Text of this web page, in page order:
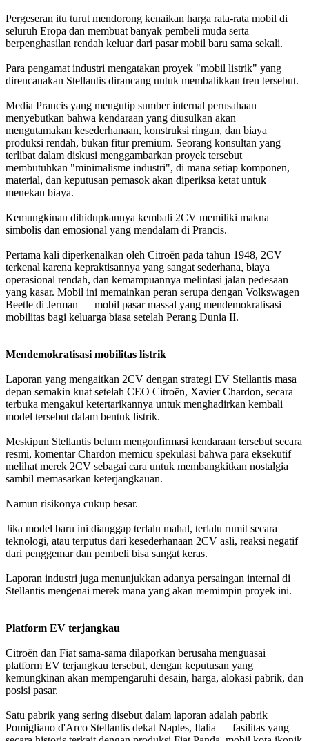
Pergeseran itu turut mendorong kenaikan harga rata-rata mobil di
seluruh Eropa dan membuat banyak pembeli muda serta
berpenghasilan rendah keluar dari pasar mobil baru sama sekali.
Para pengamat industri mengatakan proyek "mobil listrik" yang
direncanakan Stellantis dirancang untuk membalikkan tren tersebut.
Media Prancis yang mengutip sumber internal perusahaan
menyebutkan bahwa kendaraan yang diusulkan akan
mengutamakan kesederhanaan, konstruksi ringan, dan biaya
produksi rendah, bukan fitur premium. Seorang konsultan yang
terlibat dalam diskusi menggambarkan proyek tersebut
membutuhkan "minimalisme industri", di mana setiap komponen,
material, dan keputusan pemasok akan diperiksa ketat untuk
menekan biaya.
Kemungkinan dihidupkannya kembali 2CV memiliki makna
simbolis dan emosional yang mendalam di Prancis.
Pertama kali diperkenalkan oleh Citroën pada tahun 1948, 2CV
terkenal karena kepraktisannya yang sangat sederhana, biaya
operasional rendah, dan kemampuannya melintasi jalan pedesaan
yang kasar. Mobil ini memainkan peran serupa dengan Volkswagen
Beetle di Jerman — mobil pasar massal yang mendemokratisasi
mobilitas bagi keluarga biasa setelah Perang Dunia II.
Mendemokratisasi mobilitas listrik
Laporan yang mengaitkan 2CV dengan strategi EV Stellantis masa
depan semakin kuat setelah CEO Citroën, Xavier Chardon, secara
terbuka mengakui ketertarikannya untuk menghadirkan kembali
model tersebut dalam bentuk listrik.
Meskipun Stellantis belum mengonfirmasi kendaraan tersebut secara
resmi, komentar Chardon memicu spekulasi bahwa para eksekutif
melihat merek 2CV sebagai cara untuk membangkitkan nostalgia
sambil memasarkan keterjangkauan.
Namun risikonya cukup besar.
Jika model baru ini dianggap terlalu mahal, terlalu rumit secara
teknologi, atau terputus dari kesederhanaan 2CV asli, reaksi negatif
dari penggemar dan pembeli bisa sangat keras.
Laporan industri juga menunjukkan adanya persaingan internal di
Stellantis mengenai merek mana yang akan memimpin proyek ini.
Platform EV terjangkau
Citroën dan Fiat sama-sama dilaporkan berusaha menguasai
platform EV terjangkau tersebut, dengan keputusan yang
kemungkinan akan mempengaruhi desain, harga, alokasi pabrik, dan
posisi pasar.
Satu pabrik yang sering disebut dalam laporan adalah pabrik
Pomigliano d'Arco Stellantis dekat Naples, Italia — fasilitas yang